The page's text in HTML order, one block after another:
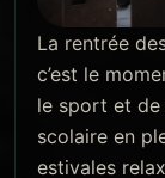
La rentrée
c’est le
le sport et de
scolaire en
estivales